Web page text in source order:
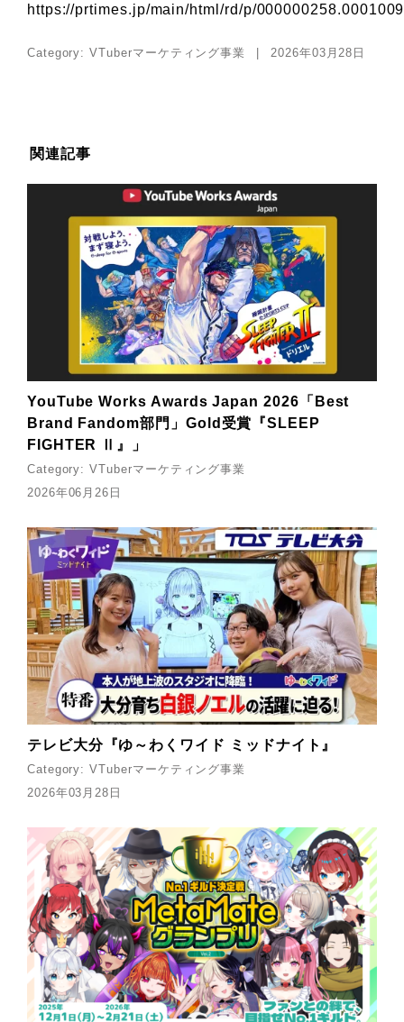
https://prtimes.jp/main/html/rd/p/
Category:VTuberマーケティング事業 2026年03月28日
関連記事
YouTube Works Awards Japan 2026「Best
Brand Fandom部門」Gold受賞『SLEEP
FIGHTER Ⅱ』」
Category:VTuberマーケティング事業
2026年06月26日
テレビ大分『ゆ～わくワイド ミッドナイト』
Category:VTuberマーケティング事業
2026年03月28日